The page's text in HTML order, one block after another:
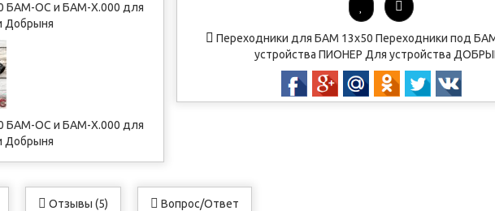
Переходники для БАМ 13х50 Переходники под
устройства ПИОНЕР Для устройства
Отзывы (5) Вопрос/Ответ